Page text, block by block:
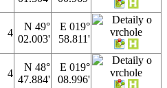
4
N 49°
02.003'
E 019°
58.811'
4
N 48°
47.884'
E 019°
08.996'